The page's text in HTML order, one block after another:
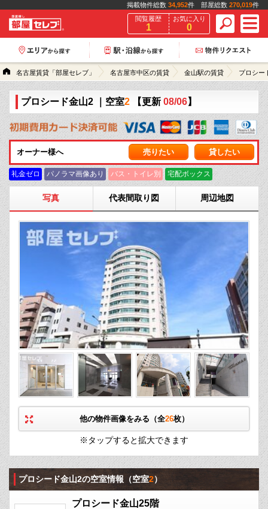
掲載物件総数 34,952件 部屋総数 270,019件
閲覧履歴
1
お気に入り
0
名古屋賃貸「部屋セレブ」 名古屋市中区の賃貸 金山駅の賃貸 プロシー
プロシード金山2 ｜空室2 【更新 08/06】
オーナー様へ 売りたい 貸したい
礼金ゼロ パノラマ画像あり バス・トイレ別 宅配ボックス
写真 代表間取り図 周辺地図
他の物件画像をみる（全26枚）
※タップすると拡大できます
プロシード金山2の空室情報 （空室2）
プロシード金山25階